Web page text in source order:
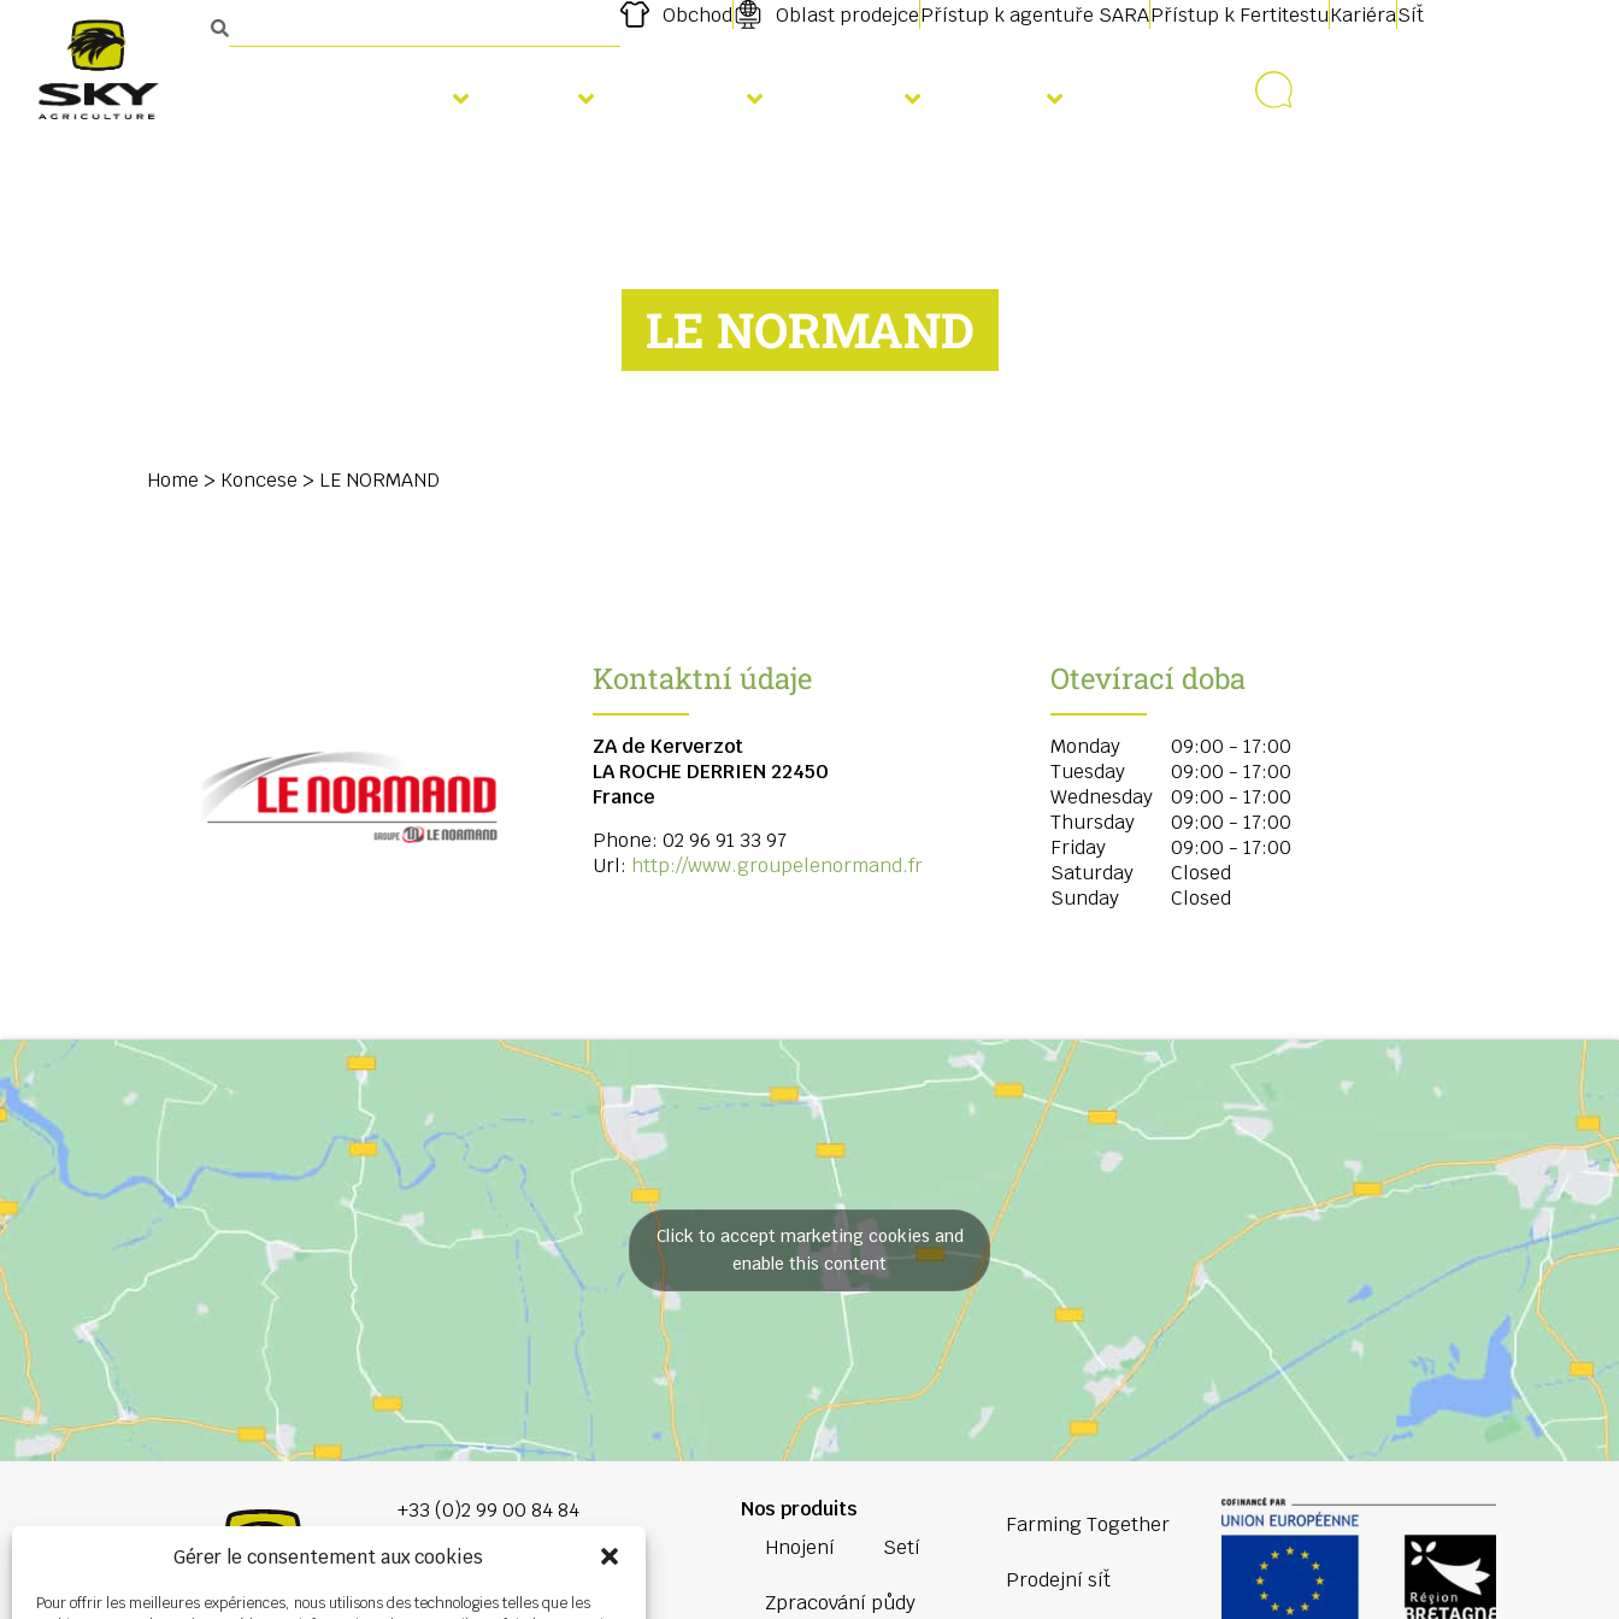
Gérer le consentement aux cookies
Pour offrir les meilleures expériences, nous utilisons des technologies telles que les
Obchod Oblast prodejcePřístup k agentuře SARAPřístup k FertitestuKariéraSíť
LE NORMAND
Home > Koncese > LE NORMAND
Kontaktní údaje
ZA de Kerverzot
LA ROCHE DERRIEN 22450
France
Phone: 02 96 91 33 97
Url: http://www.groupelenormand.fr
Otevírací doba
Monday
09:00 - 17:00
Tuesday
09:00 - 17:00
Wednesday
09:00 - 17:00
Thursday
09:00 - 17:00
Friday
09:00 - 17:00
Saturday
Closed
Sunday
Closed
Click to accept marketing cookies and
enable this content
+33 (0)2 99 00 84 84
info@burel-group.com
Les Portes de Bretagne
Nos produits
Hnojení
Setí
Zpracování půdy
Farming Together
Prodejní síť